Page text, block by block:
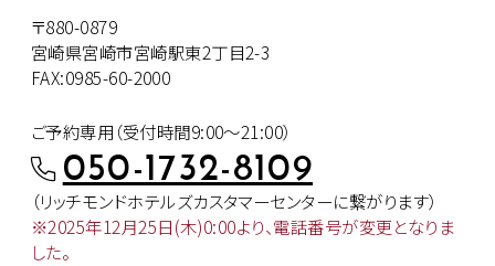
〒880-0879
宮崎県宮崎市宮崎駅東2丁目2-3
FAX:0985-60-2000
ご予約専用（受付時間9:00～21:00）
050-1732-8109
（リッチモンドホテルズカスタマーセンターに繋がります）
※2025年12月25日(木)0:00より、電話番号が変更となりま
した。